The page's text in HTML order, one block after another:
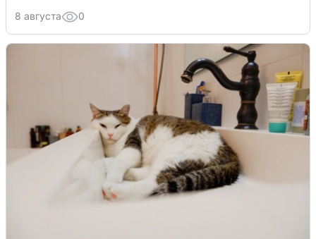
8 августа 0